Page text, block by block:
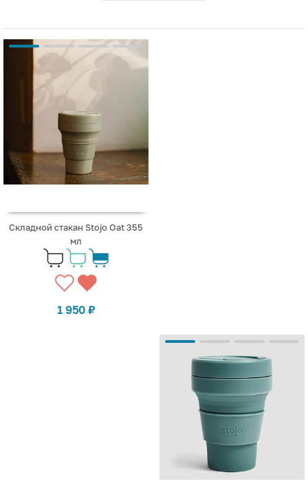
Складной стакан Stojo Oat 355
мл
1 950 ₽